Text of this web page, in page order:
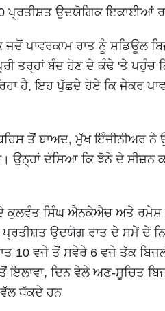
ਪ੍ਰਤੀਸ਼ਤ ਉਦਯੋਗਿਕ ਇਕਾਈਆਂ
ਪਾਵਰਕਾਮ ਰਾਤ ਨੂੰ ਸ਼ਡਿਊਲ
ਤਰ੍ਹਾਂ ਬੰਦ ਹੋਣ ਦੇ ਕੰਢੇ 'ਤੇ ਪਹੁੰਚ
ਹੈ, ਇਹ ਪੁੱਛਦੇ ਹੋਏ ਕਿ ਜੇਕਰ
ਤੋਂ ਬਾਅਦ, ਮੁੱਖ ਇੰਜੀਨੀਅਰ
ਉਨ੍ਹਾਂ ਦੱਸਿਆ ਕਿ ਝੋਨੇ ਦੇ ਸੀਜ਼ਨ
ਸਿੰਘ ਐਨਕੇਐਚ ਅਤੇ ਰਮੇਸ਼
ਪ੍ਰਤੀਸ਼ਤ ਉਦਯੋਗ ਰਾਤ ਦੇ ਸਮੇਂ ਦੇ
10 ਵਜੇ ਤੋਂ ਸਵੇਰੇ 6 ਵਜੇ ਤੱਕ
ਦਿਨ ਵੇਲੇ ਅਣ-ਸੂਚਿਤ
ਧੱਕਦੇ ਹਨ